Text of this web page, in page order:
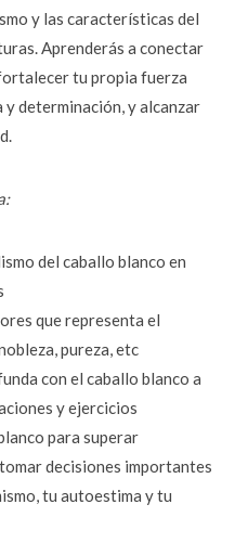
y las características del
Aprenderás a conectar
tu propia fuerza
determinación, y alcanzar
del caballo blanco en
que representa el
pureza, etc
con el caballo blanco a
y ejercicios
para superar
decisiones importantes
tu autoestima y tu